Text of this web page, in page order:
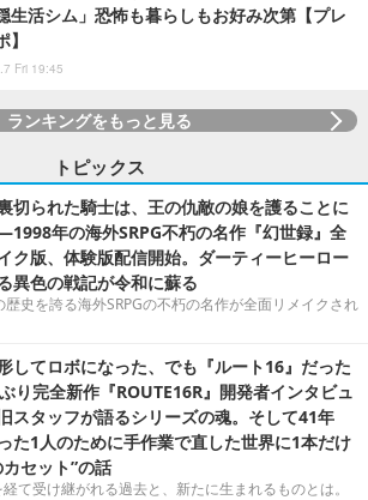
生活シム」恐怖も暮らしもお好み次第【プレ
】
Fri 19:45
ランキングをもっと見る
トピックス
切られた騎士は、王の仇敵の娘を護ることに
年の海外SRPG不朽の名作『幻世録』全
ク版、体験版配信開始。ダーティーヒーロー
異色の戦記が令和に蘇る
歴史を誇る海外SRPGの不朽の名作が全面リメイクされ
してロボになった、でも『ルート16』だった
り完全新作『ROUTE16R』開発者インタビュ
スタッフが語るシリーズの魂。そして41年
た1人のために手作業で直した世界に1本だけ
セット”の話
て受け継がれる過去と、新たに生まれるものとは。